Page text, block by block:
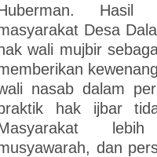
Hasil
Desa
hak wali mujbir
nasab dalam
hak ijbar
lebih
dan